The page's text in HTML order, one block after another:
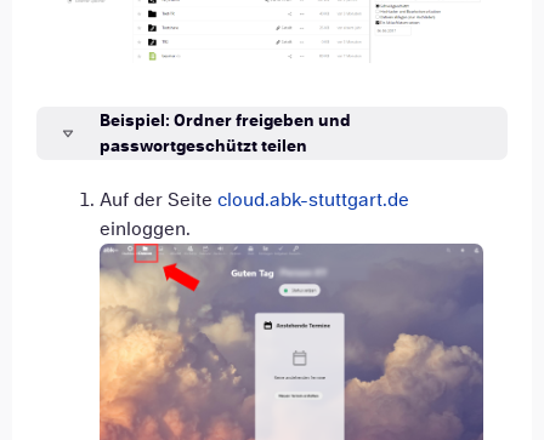
Beispiel: Ordner freigeben und
passwortgeschützt teilen
Auf der Seite cloud.abk-stuttgart.de
einloggen.